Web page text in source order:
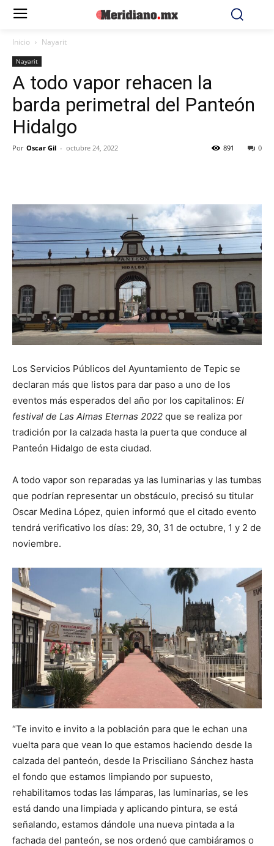
Inicio Nayarit
Nayarit
A todo vapor rehacen la
barda perimetral del Panteón
Hidalgo
Por Oscar Gil - octubre 24, 2022 0
891
Los Servicios Públicos del Ayuntamiento de Tepic se
declaran más que listos para dar paso a uno de los
eventos más esperados del año por los capitalinos: El
festival de Las Almas Eternas 2022 que se realiza por
tradición por la calzada hasta la puerta que conduce al
Panteón Hidalgo de esta ciudad.
A todo vapor son reparadas ya las luminarias y las tumbas
que podrían representar un obstáculo, precisó su titular
Oscar Medina López, quien informó que el citado evento
tendrá verificativo los días: 29, 30, 31 de octubre, 1 y 2 de
noviembre.
“Te invito e invito a la población para que le echan una
vuelta para que vean lo que estamos haciendo desde la
calzada del panteón, desde la Prisciliano Sánchez hasta
el fondo que estamos limpiando por supuesto,
rehabilitamos todas las lámparas, las luminarias, se les
está dando una limpiada y aplicando pintura, se está
señalando, estamos dándole una nueva pintada a la
fachada del panteón, se nos ordenó que cambiáramos o